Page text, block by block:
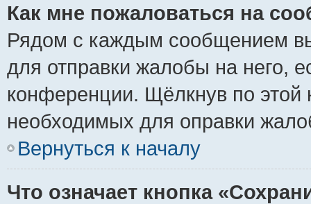
Как мне пожаловаться на
Рядом с каждым сообщением
для отправки жалобы на него,
конференции. Щёлкнув по этой
необходимых для оправки
Вернуться к началу
Что означает кнопка